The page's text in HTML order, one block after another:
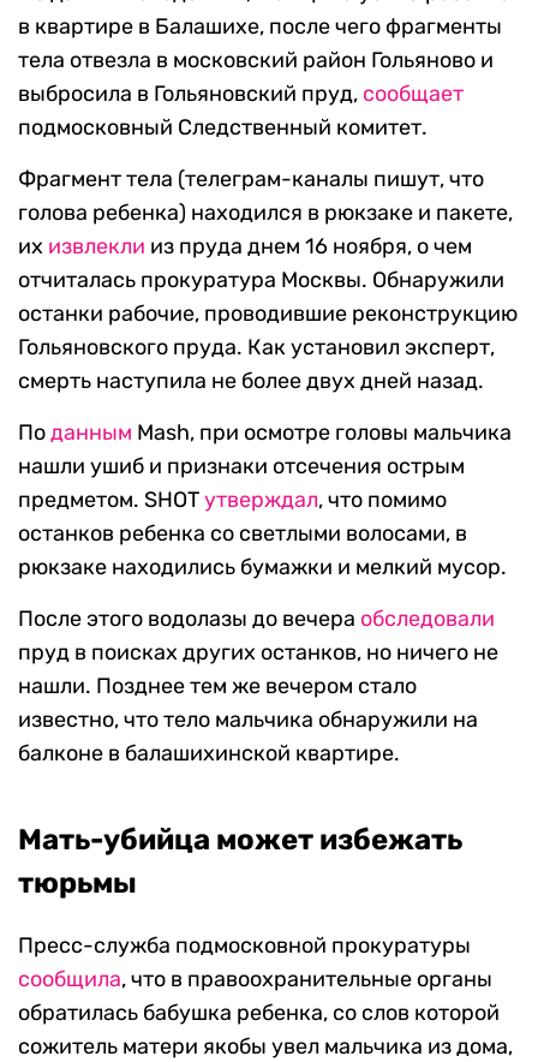
в квартире в Балашихе, после чего фрагменты
тела отвезла в московский район Гольяново и
выбросила в Гольяновский пруд, сообщает
подмосковный Следственный комитет.
Фрагмент тела (телеграм-каналы пишут, что
голова ребенка) находился в рюкзаке и пакете,
их извлекли из пруда днем 16 ноября, о чем
отчиталась прокуратура Москвы. Обнаружили
останки рабочие, проводившие реконструкцию
Гольяновского пруда. Как установил эксперт,
смерть наступила не более двух дней назад.
Поданным Mash, при осмотре головы мальчика
нашли ушиб и признаки отсечения острым
предметом. SHOTутверждал, что помимо
останков ребенка со светлыми волосами, в
рюкзаке находились бумажки и мелкий мусор.
После этого водолазы до вечера обследовали
пруд в поисках других останков, но ничего не
нашли. Позднее тем же вечером стало
известно, что тело мальчика обнаружили на
балконе в балашихинской квартире.
Мать-убийца может избежать
тюрьмы
Пресс-служба подмосковной прокуратуры
сообщила, что в правоохранительные органы
обратилась бабушка ребенка, со слов которой
сожитель матери якобы увел мальчика из дома,